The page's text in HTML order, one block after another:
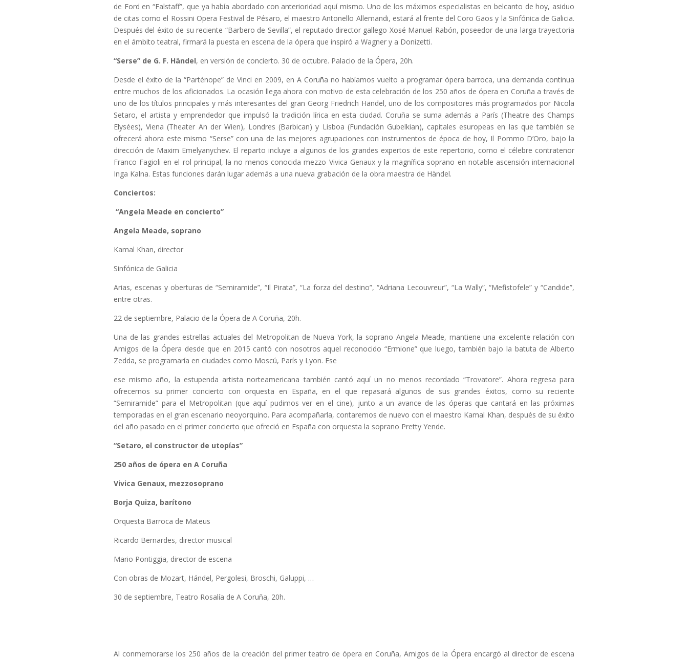
de Ford en “Falstaff”, que ya había abordado con anterioridad aquí mismo. Uno de los máximos especialistas en belcanto de hoy, asiduo
de citas como el Rossini Opera Festival de Pésaro, el maestro Antonello Allemandi, estará al frente del Coro Gaos y la Sinfónica de Galicia.
Después del éxito de su reciente “Barbero de Sevilla”, el reputado director gallego Xosé Manuel Rabón, poseedor de una larga trayectoria
en el ámbito teatral, firmará la puesta en escena de la ópera que inspiró a Wagner y a Donizetti.
“Serse” de G. F. Händel, en versión de concierto. 30 de octubre. Palacio de la Ópera, 20h.
Desde el éxito de la “Parténope” de Vinci en 2009, en A Coruña no habíamos vuelto a programar ópera barroca, una demanda continua
entre muchos de los aficionados. La ocasión llega ahora con motivo de esta celebración de los 250 años de ópera en Coruña a través de
uno de los títulos principales y más interesantes del gran Georg Friedrich Händel, uno de los compositores más programados por Nicola
Setaro, el artista y emprendedor que impulsó la tradición lírica en esta ciudad. Coruña se suma además a París (Theatre des Champs
Elysées), Viena (Theater An der Wien), Londres (Barbican) y Lisboa (Fundación Gubelkian), capitales esuropeas en las que también se
ofrecerá ahora este mismo “Serse” con una de las mejores agrupaciones con instrumentos de época de hoy, Il Pommo D’Oro, bajo la
dirección de Maxim Emelyanychev. El reparto incluye a algunos de los grandes expertos de este repertorio, como el célebre contratenor
Franco Fagioli en el rol principal, la no menos conocida mezzo Vivica Genaux y la magnífica soprano en notable ascensión internacional
Inga Kalna. Estas funciones darán lugar además a una nueva grabación de la obra maestra de Händel.
Conciertos:
“Angela Meade en concierto”
Angela Meade, soprano
Kamal Khan, director
Sinfónica de Galicia
Arias, escenas y oberturas de “Semiramide”, “Il Pirata”, “La forza del destino”, “Adriana Lecouvreur”, “La Wally”, “Mefistofele” y “Candide”,
entre otras.
22 de septiembre, Palacio de la Ópera de A Coruña, 20h.
Una de las grandes estrellas actuales del Metropolitan de Nueva York, la soprano Angela Meade, mantiene una excelente relación con
Amigos de la Ópera desde que en 2015 cantó con nosotros aquel reconocido “Ermione” que luego, también bajo la batuta de Alberto
Zedda, se programaría en ciudades como Moscú, París y Lyon. Ese
ese mismo año, la estupenda artista norteamericana también cantó aquí un no menos recordado “Trovatore”. Ahora regresa para
ofrecernos su primer concierto con orquesta en España, en el que repasará algunos de sus grandes éxitos, como su reciente
“Semiramide” para el Metropolitan (que aquí pudimos ver en el cine), junto a un avance de las óperas que cantará en las próximas
temporadas en el gran escenario neoyorquino. Para acompañarla, contaremos de nuevo con el maestro Kamal Khan, después de su éxito
del año pasado en el primer concierto que ofreció en España con orquesta la soprano Pretty Yende.
“Setaro, el constructor de utopías”
250 años de ópera en A Coruña
Vivica Genaux, mezzosoprano
Borja Quiza, barítono
Orquesta Barroca de Mateus
Ricardo Bernardes, director musical
Mario Pontiggia, director de escena
Con obras de Mozart, Hándel, Pergolesi, Broschi, Galuppi, …
30 de septiembre, Teatro Rosalía de A Coruña, 20h.
Al conmemorarse los 250 años de la creación del primer teatro de ópera en Coruña, Amigos de la Ópera encargó al director de escena